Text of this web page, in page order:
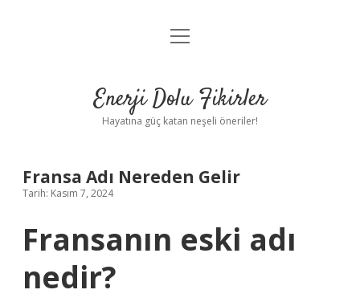
Anasayfa
Yasal Uyarı
menüyü
Enerji Dolu Fikirler
Hayatına güç katan neşeli öneriler!
Fransa Adı Nereden Gelir
Tarih: Kasım 7, 2024
Fransanın eski adı
nedir?